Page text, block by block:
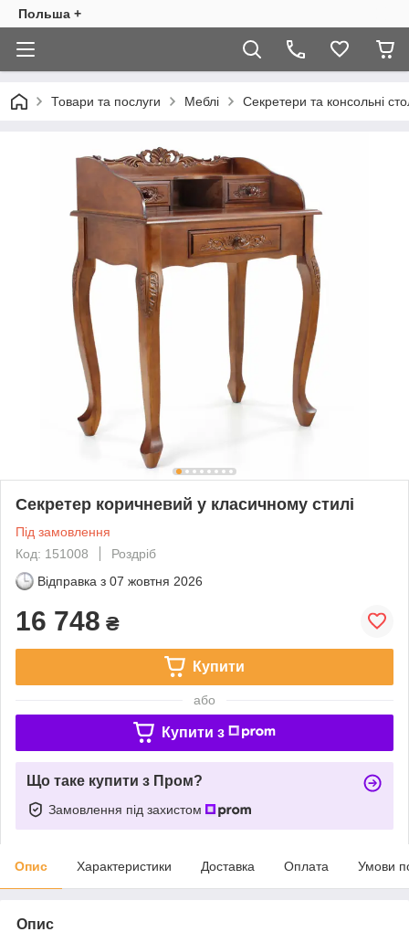
Польша +
Товари та послуги Меблі Секретери та консольні
Секретер коричневий у класичному стилі
Під замовлення
Код: 151008
Роздріб
Відправка з 07 жовтня 2026
16 748 ₴
Купити
або
Купити з
Що таке купити з Пром?
Замовлення під захистом
Опис Характеристики Доставка Оплата Умови
Опис